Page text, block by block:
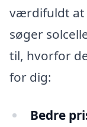
værdifuldt at
søger
til, hvorfor
for dig:
Bedre